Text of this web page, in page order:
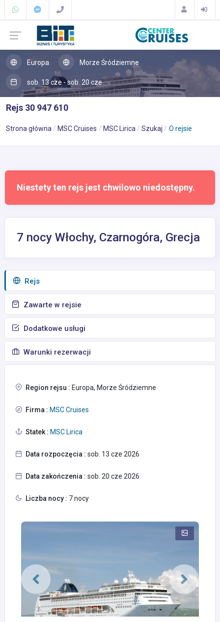
Europa Morze Śródziemne
sob. 13 cze - sob. 20 cze
Rejs 30 947 610
Strona główna MSC Cruises MSC Lirica Szukaj O rejsie
Niestety ten rejs jest chwilowo niedostępny.
7 nocy Włochy, Czarnogóra, Grecja
Rejs
Zawarte w rejsie
Dodatkowe usługi
Warunki rezerwacji
Region rejsu : Europa, Morze Śródziemne
Firma : MSC Cruises
Statek : MSC Lirica
Data rozpoczęcia : sob. 13 cze 2026
Data zakończenia : sob. 20 cze 2026
Liczba nocy : 7 nocy